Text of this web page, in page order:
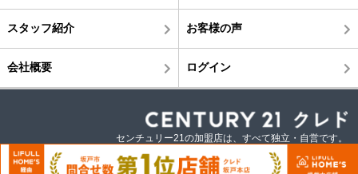
スタッフ紹介 お客様の声
会社概要 ログイン
センチュリー21の加盟店は、すべて独立・自営です。